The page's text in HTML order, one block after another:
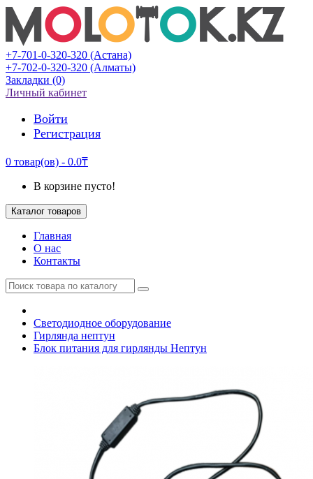
+7-701-0-320-320 (Астана)
+7-702-0-320-320 (Алматы)
Закладки (0)
Личный кабинет
Войти
Регистрация
0 товар(ов) - 0.0₸
В корзине пусто!
Каталог товаров
Главная
О нас
Контакты
Светодиодное оборудование
Гирлянда нептун
Блок питания для гирлянды Нептун